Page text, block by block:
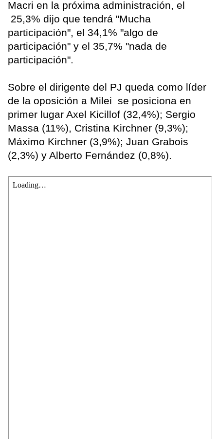
Macri en la próxima administración, el
25,3% dijo que tendrá "Mucha
participación", el 34,1% "algo de
participación" y el 35,7% "nada de
participación".
Sobre el dirigente del PJ queda como líder
de la oposición a Milei se posiciona en
primer lugar Axel Kicillof (32,4%); Sergio
Massa (11%), Cristina Kirchner (9,3%);
Máximo Kirchner (3,9%); Juan Grabois
(2,3%) y Alberto Fernández (0,8%).